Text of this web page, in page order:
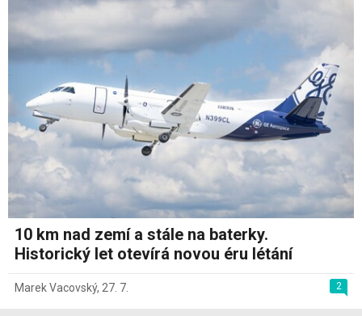
10 km nad zemí a stále na baterky.
Historický let otevírá novou éru létání
2
Marek Vacovský, 27. 7.